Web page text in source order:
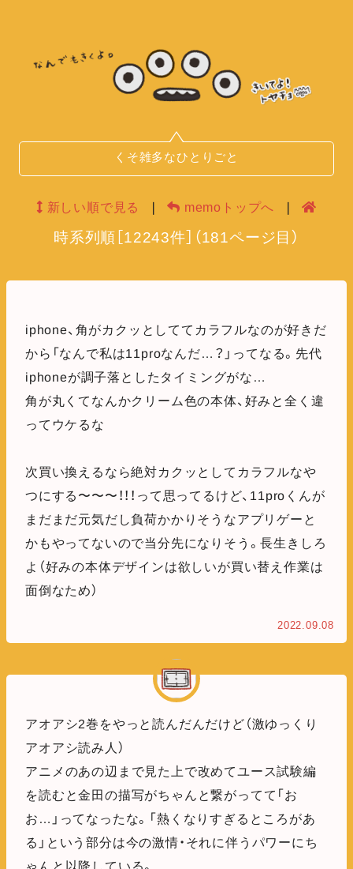
くそ雑多なひとりごと
新しい順で見る memoトップへ
時系列順 12243件］ （181ページ目）
iphone、角がカクッとしててカラフルなのが好きだ
から「なんで私は11proなんだ…？」ってなる。先代
iphoneが調子落としたタイミングがな…
角が丸くてなんかクリーム色の本体、好みと全く違
ってウケるな
次買い換えるなら絶対カクッとしてカラフルなや
つにする〜〜〜！！！って思ってるけど、11proくんが
まだまだ元気だし負荷かかりそうなアプリゲーと
かもやってないので当分先になりそう。長生きしろ
よ（好みの本体デザインは欲しいが買い替え作業は
面倒なため）
2022.09.08
アオアシ2巻をやっと読んだんだけど（激ゆっくり
アオアシ読み人）
アニメのあの辺まで見た上で改めてユース試験編
を読むと金田の描写がちゃんと繋がってて「お
お…」ってなったな。「熱くなりすぎるところがあ
る」という部分は今の激情・それに伴うパワーにち
ゃんと以降している。